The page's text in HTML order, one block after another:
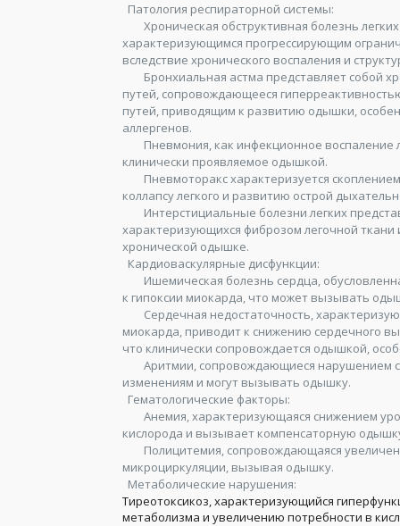
Патология респираторной системы:
Хроническая обструктивная болезнь
характеризующимся прогрессирующим
вследствие хронического воспаления и
Бронхиальная астма представляет собой
путей, сопровождающееся
путей, приводящим к развитию одышки,
аллергенов.
Пневмония, как инфекционное
клинически проявляемое одышкой.
Пневмоторакс характеризуется
коллапсу легкого и развитию острой
Интерстициальные болезни легких
характеризующихся фиброзом легочной
хронической одышке.
Кардиоваскулярные дисфункции:
Ишемическая болезнь сердца,
к гипоксии миокарда, что может вызывать
Сердечная недостаточность,
миокарда, приводит к снижению сердечного
что клинически сопровождается одышкой,
Аритмии, сопровождающиеся нарушением
изменениям и могут вызывать одышку.
Гематологические факторы:
Анемия, характеризующаяся снижением
кислорода и вызывает компенсаторную
Полицитемия, сопровождающаяся
микроциркуляции, вызывая одышку.
Метаболические нарушения:
Тиреотоксикоз, характеризующийся
метаболизма и увеличению потребности в